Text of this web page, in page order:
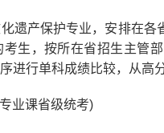
产保护专业，安排在各
生，按所在省招生主管
进行单科成绩比较，从高
业课省级统考)